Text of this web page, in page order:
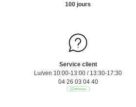
100 jours
Service client
Lu/ven 10:00-13:00 / 13:30-17:30
04 26 03 04 40